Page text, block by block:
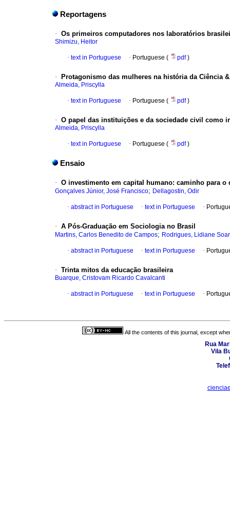
Reportagens
· Os primeiros computadores nos laboratórios
Shimizu, Heitor
· text in Portuguese · Portuguese ( pdf)
· Protagonismo das mulheres na história da Ciência
Almeida, Priscylla
· text in Portuguese · Portuguese ( pdf)
· O papel das instituições e da sociedade civil como
Almeida, Priscylla
· text in Portuguese · Portuguese ( pdf)
Ensaio
· O investimento em capital humano: caminho para o
Gonçalves Júnior, José Francisco; Dellagostin, Odir
· abstract in Portuguese · text in Portuguese ·
· A Pós-Graduação em Sociologia no Brasil
Martins, Carlos Benedito de Campos; Rodrigues, Lidiane
· abstract in Portuguese · text in Portuguese ·
· Trinta mitos da educação brasileira
Buarque, Cristovam Ricardo Cavalcanti
· abstract in Portuguese · text in Portuguese ·
All the contents of this journal, except
Rua
Vila